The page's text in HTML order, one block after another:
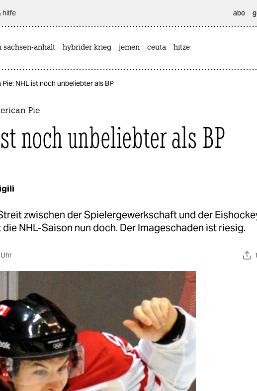
hilfe abo
sachsen-anhalt hybrider krieg jemen ceuta hitze
NHL ist noch unbeliebter als BP
Pie
noch unbeliebter als BP
zwischen der Spielergewerkschaft und der
NHL-Saison nun doch. Der Imageschaden ist riesig.